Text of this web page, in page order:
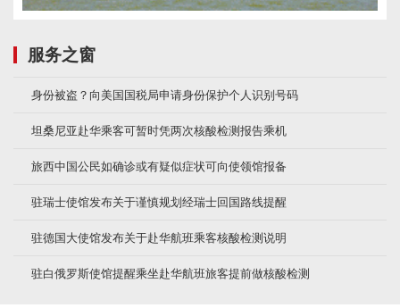
服务之窗
身份被盗？向美国国税局申请身份保护个人识别号码
坦桑尼亚赴华乘客可暂时凭两次核酸检测报告乘机
旅西中国公民如确诊或有疑似症状可向使领馆报备
驻瑞士使馆发布关于谨慎规划经瑞士回国路线提醒
驻德国大使馆发布关于赴华航班乘客核酸检测说明
驻白俄罗斯使馆提醒乘坐赴华航班旅客提前做核酸检测